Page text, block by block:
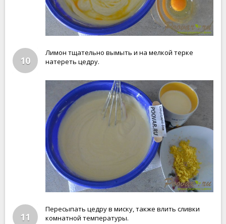
10
Лимон тщательно вымыть и на мелкой терке
натереть цедру.
11
Пересыпать цедру в миску, также влить сливки
комнатной температуры.